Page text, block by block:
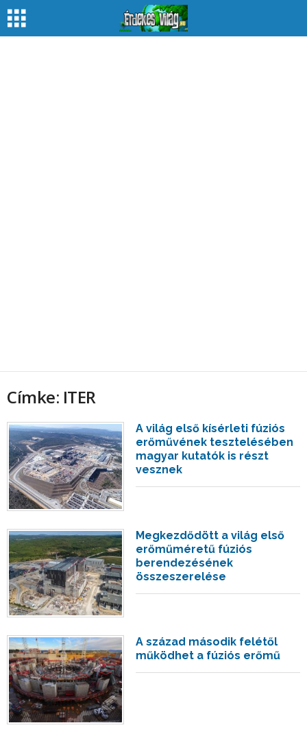
Címke: ITER
A világ első kísérleti fúziós
erőművének tesztelésében
magyar kutatók is részt
vesznek
Megkezdődött a világ első
erőműméretű fúziós
berendezésének
összeszerelése
A század második felétől
működhet a fúziós erőmű